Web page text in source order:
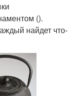
().
найдет что-